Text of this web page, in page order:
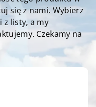
się z nami. Wybierz
z listy, a my
Czekamy na